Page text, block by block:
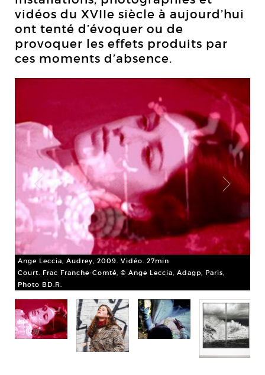
vidéos du XVIIe siècle à aujourd’hui
ont tenté d’évoquer ou de
provoquer les effets produits par
ces moments d’absence.
Ange Leccia, Audrey, 2009. Vidéo. 27min
Court. Frac Franche-Comté, © Ange Leccia, Adagp, Paris,
Photo BD.R.